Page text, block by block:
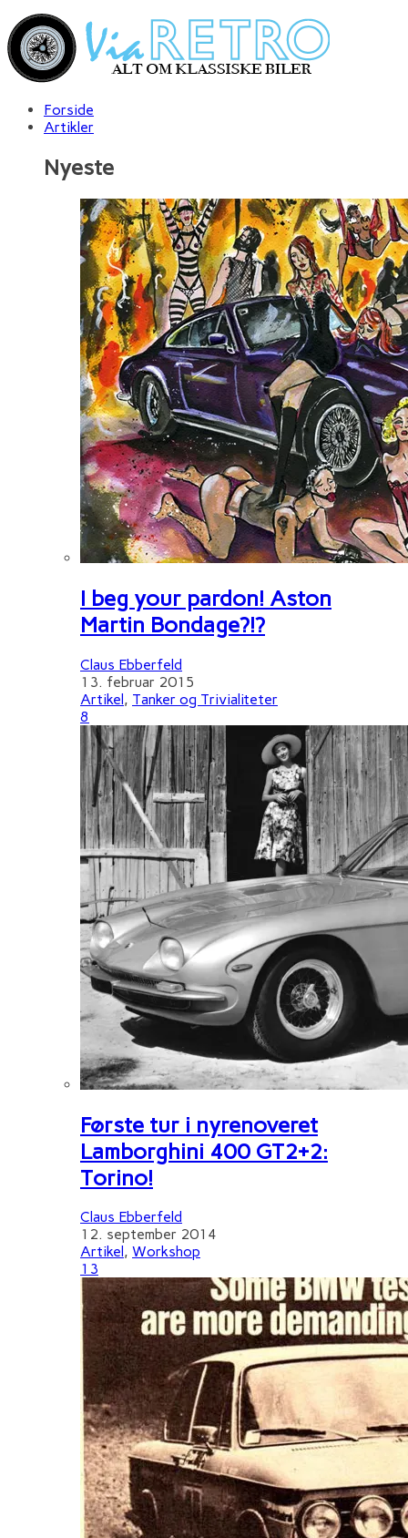
Forside
Artikler
Nyeste
I beg your pardon! Aston
Martin Bondage?!?
Claus Ebberfeld
13. februar 2015
Artikel, Tanker og Trivialiteter
8
Første tur i nyrenoveret
Lamborghini 400 GT2+2:
Torino!
Claus Ebberfeld
12. september 2014
Artikel , Workshop
13